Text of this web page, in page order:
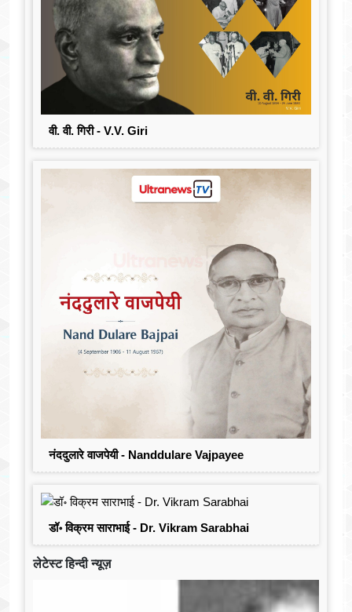
वी. वी. गिरी - V.V. Giri
नंददुलारे वाजपेयी - Nanddulare Vajpayee
डॉ॰ विक्रम साराभाई - Dr. Vikram Sarabhai
लेटेस्ट हिन्दी न्यूज़